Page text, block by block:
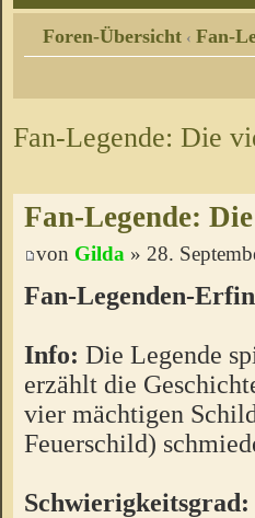
Foren-Übersicht ‹ Fan-
Fan-Legende: Die
Fan-Legende:
von Gilda » 28.
Fan-Legenden-
Info: Die Legende
erzählt die
vier mächtigen
Feuerschild)
Schwierigkeitsgrad: